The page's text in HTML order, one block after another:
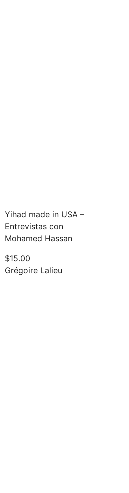
Yihad made in USA –
Entrevistas con
Mohamed Hassan
$15.00
Grégoire Lalieu